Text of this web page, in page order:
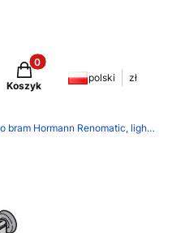
Produkty w koszyku: 0.
Koszyk
polski zł
części do bram Hormann Renomatic, light EcoStar